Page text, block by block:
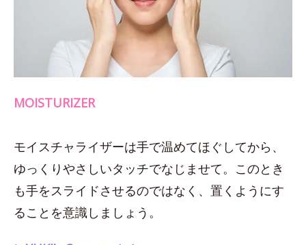
MOISTURIZER
モイスチャライザーは手で温めてほぐしてから、
ゆっくりやさしいタッチでなじませて。このとき
も手をスライドさせるのではなく、置くようにす
ることを意識しましょう。